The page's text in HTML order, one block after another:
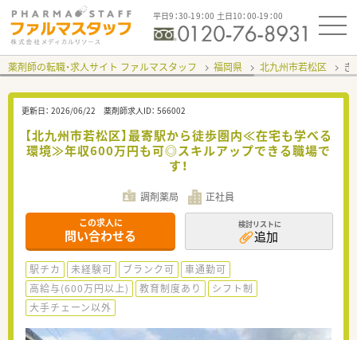
平日9：30-19：00 土日10：00-19：00
薬剤師の転職・求人サイト ファルマスタッフ 福岡県 北九州市若松区
更新日： 2026/06/22 薬剤師求人ID： 566002
【北九州市若松区】最寄駅から徒歩圏内≪在宅も学べる
環境≫年収600万円も可◎スキルアップできる職場で
す！
調剤薬局 正社員
この求人に
問い合わせる
検討リストに
追加
駅チカ 未経験可 ブランク可
車通勤可
高給与(600万円以上)
教育制度あり
シフト制
大手チェーン以外